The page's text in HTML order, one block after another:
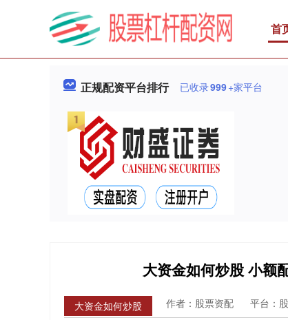
首
正规配资平台排行 已收录999+家平台
大资金如何炒股 小额
大资金如何炒股 作者：股票资配 平台：